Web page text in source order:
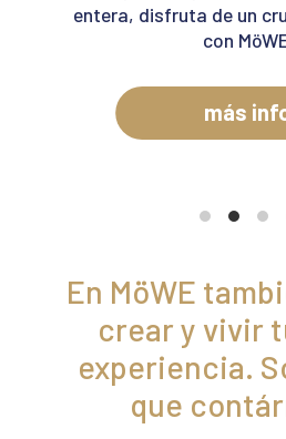
entera, disfruta de un
con
más
En MöWE
crear y vivir
experiencia.
que